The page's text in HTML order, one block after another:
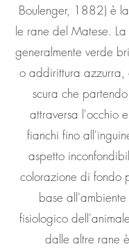
Boulenger, 1882) è
le rane del Matese.
generalmente verde
o addirittura azzurra,
scura che
attraversa l'occhio
fianchi fino
aspetto
colorazione di fondo
base
fisiologico
dalle altre rane